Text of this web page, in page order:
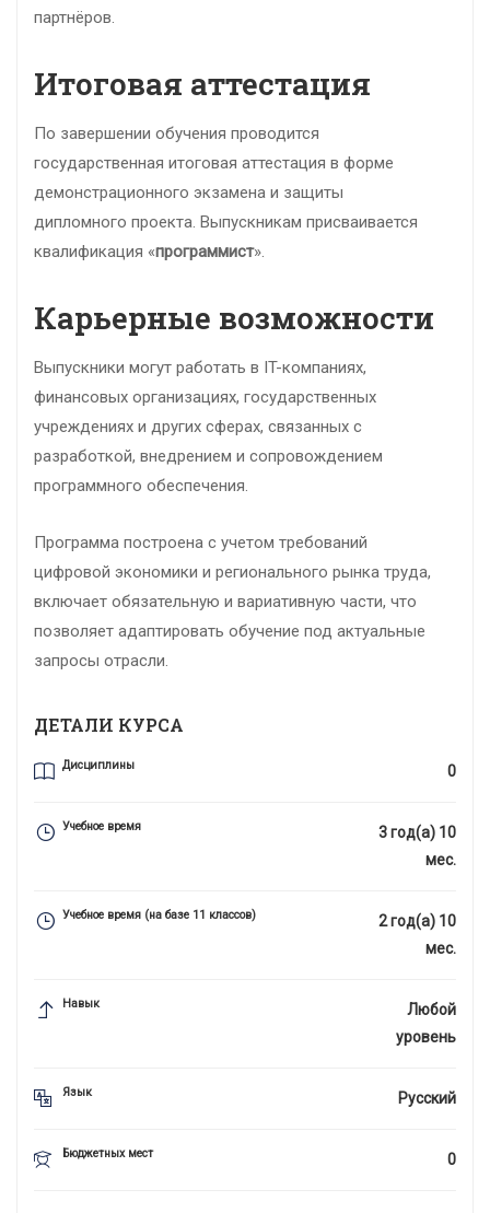
партнёров.
Итоговая аттестация
По завершении обучения проводится
государственная итоговая аттестация в форме
демонстрационного экзамена и защиты
дипломного проекта. Выпускникам присваивается
квалификация «программист».
Карьерные возможности
Выпускники могут работать в IT-компаниях,
финансовых организациях, государственных
учреждениях и других сферах, связанных с
разработкой, внедрением и сопровождением
программного обеспечения.
Программа построена с учетом требований
цифровой экономики и регионального рынка труда,
включает обязательную и вариативную части, что
позволяет адаптировать обучение под актуальные
запросы отрасли.
ДЕТАЛИ КУРСА
Дисциплины 0
Учебное время
3 год(а) 10
мес.
Учебное время (на базе 11 классов)
2 год(а) 10
мес.
Навык
Любой
уровень
Язык Русский
Бюджетных мест 0